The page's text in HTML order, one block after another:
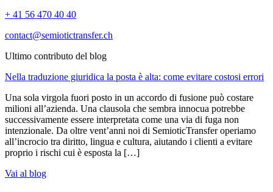
+ 41 56 470 40 40
contact@semiotictransfer.ch
Ultimo contributo del blog
Nella traduzione giuridica la posta è alta: come evitare costosi errori
Una sola virgola fuori posto in un accordo di fusione può costare
milioni all’azienda. Una clausola che sembra innocua potrebbe
successivamente essere interpretata come una via di fuga non
intenzionale. Da oltre vent’anni noi di SemioticTransfer operiamo
all’incrocio tra diritto, lingua e cultura, aiutando i clienti a evitare
proprio i rischi cui è esposta la […]
Vai al blog